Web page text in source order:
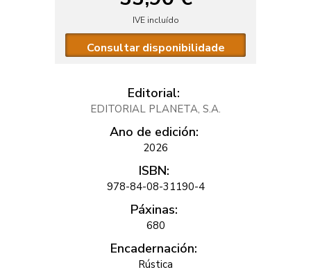
IVE incluído
Consultar disponibilidade
Editorial:
EDITORIAL PLANETA, S.A.
Ano de edición:
2026
ISBN:
978-84-08-31190-4
Páxinas:
680
Encadernación:
Rústica